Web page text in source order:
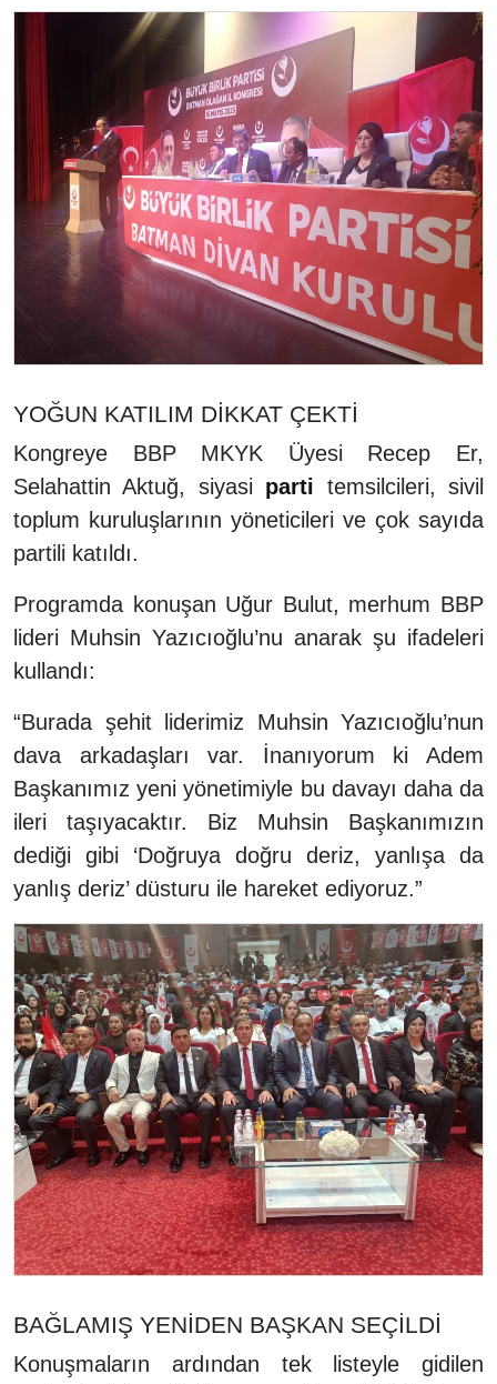
YOĞUN KATILIM DİKKAT ÇEKTİ
Kongreye BBP MKYK Üyesi Recep Er,
Selahattin Aktuğ, siyasi parti temsilcileri, sivil
toplum kuruluşlarının yöneticileri ve çok sayıda
partili katıldı.
Programda konuşan Uğur Bulut, merhum BBP
lideri Muhsin Yazıcıoğlu’nu anarak şu ifadeleri
kullandı:
“Burada şehit liderimiz Muhsin Yazıcıoğlu’nun
dava arkadaşları var. İnanıyorum ki Adem
Başkanımız yeni yönetimiyle bu davayı daha da
ileri taşıyacaktır. Biz Muhsin Başkanımızın
dediği gibi ‘Doğruya doğru deriz, yanlışa da
yanlış deriz’ düsturu ile hareket ediyoruz.”
BAĞLAMIŞ YENİDEN BAŞKAN SEÇİLDİ
Konuşmaların ardından tek listeyle gidilen